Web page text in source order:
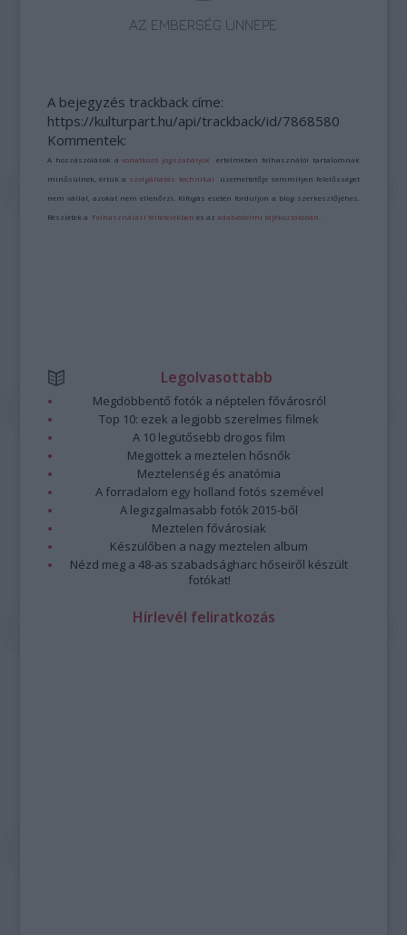
AZ EMBERSÉG ÜNNEPE
A bejegyzés trackback címe:
https://kulturpart.hu/api/trackback/id/7868580
Kommentek:
A hozzászólások avonatkozó jogszabályok értelmében felhasználói tartalomnak
minősülnek, értük a szolgáltatás technikai üzemeltetője semmilyen felelősséget
nem vállal, azokat nem ellenőrzi. Kifogás esetén forduljon a blog szerkesztőjéhez.
Részletek a Felhasználási feltételekben és azadatvédelmi tájékoztatóban
Legolvasottabb
Megdöbbentő fotók a néptelen fővárosról
Top 10: ezek a legjobb szerelmes filmek
A 10 legütősebb drogos film
Megjöttek a meztelen hősnők
Meztelenség és anatómia
A forradalom egy holland fotós szemével
A legizgalmasabb fotók 2015-ből
Meztelen fővárosiak
Készülőben a nagy meztelen album
Nézd meg a 48-as szabadságharc hőseiről készült
fotókat!
Hírlevél feliratkozás